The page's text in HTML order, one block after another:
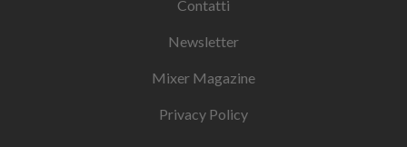
Contatti
Newsletter
Mixer Magazine
Privacy Policy